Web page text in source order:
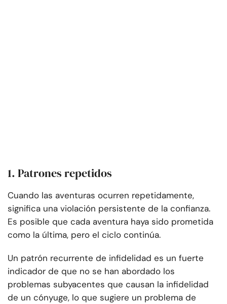
1. Patrones repetidos
Cuando las aventuras ocurren repetidamente,
significa una violación persistente de la confianza.
Es posible que cada aventura haya sido prometida
como la última, pero el ciclo continúa.
Un patrón recurrente de infidelidad es un fuerte
indicador de que no se han abordado los
problemas subyacentes que causan la infidelidad
de un cónyuge, lo que sugiere un problema de